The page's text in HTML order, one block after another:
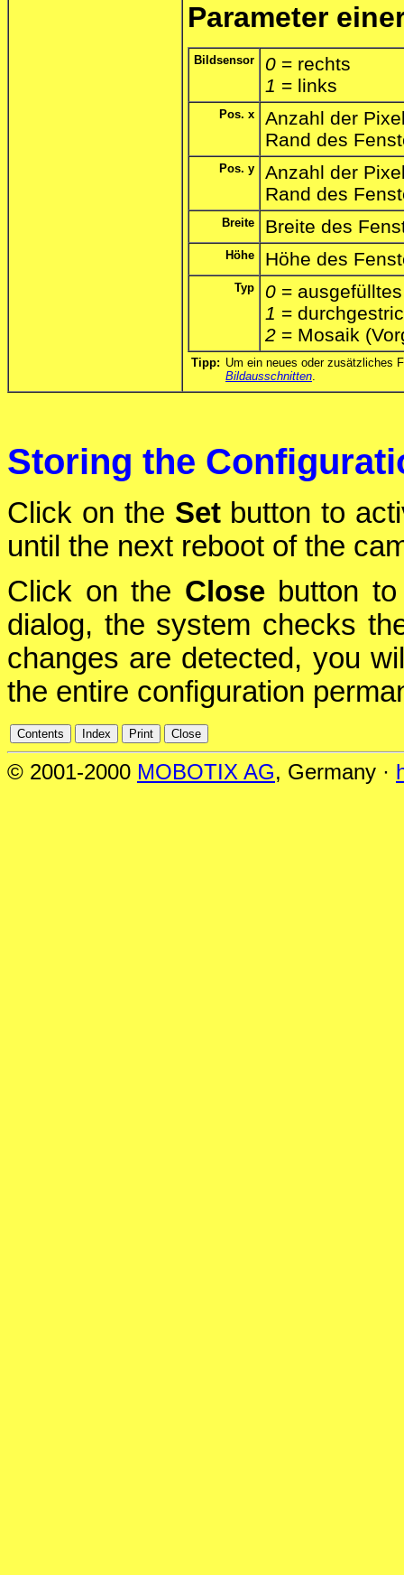
Parameter
Bildsensor 0 = rechts
1 = links
Pos. x
Anzahl der
Rand des
Pos. y
Anzahl der
Rand des
Breite Breite des
Höhe Höhe des
Typ 0 =
1 =
2 = Mosaik
Tipp: Um ein neues oder zusätzliches
Bildausschnitten
Storing the
Click on the Setbutton to
until the next reboot of the
Click on the Closebutton to
dialog, the system checks
changes are detected, you
the entire configuration
© 2001-2000 MOBOTIX AG, Germany ·